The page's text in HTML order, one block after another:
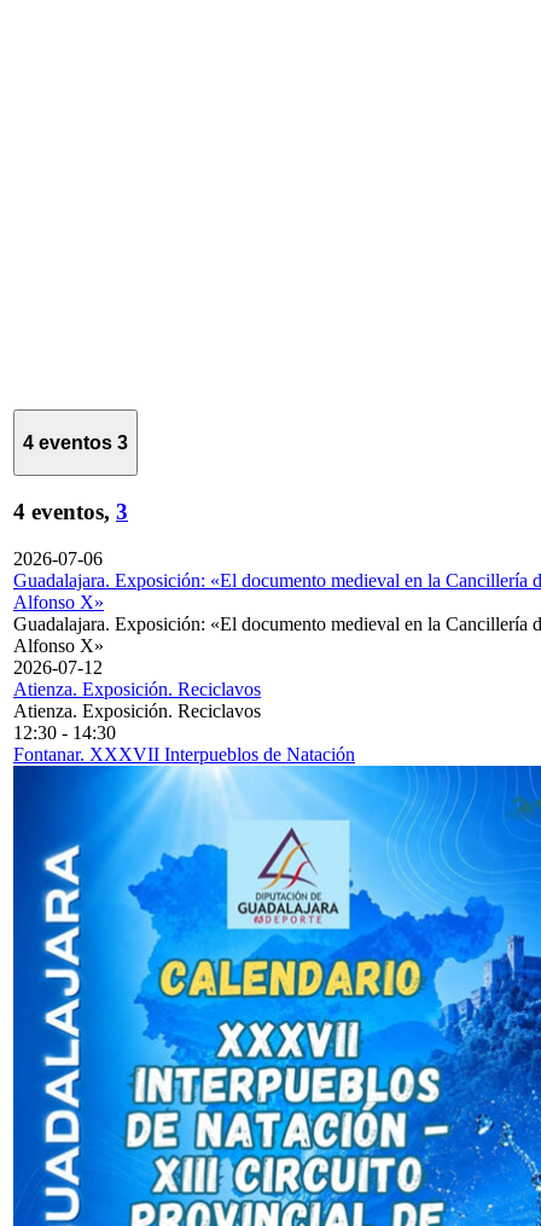
4 eventos 3
4 eventos, 3
2026-07-06
Guadalajara. Exposición: «El documento medieval en la Cancillería
Alfonso X»
Guadalajara. Exposición: «El documento medieval en la Cancillería
Alfonso X»
2026-07-12
Atienza. Exposición. Reciclavos
Atienza. Exposición. Reciclavos
12:30 - 14:30
Fontanar. XXXVII Interpueblos de Natación